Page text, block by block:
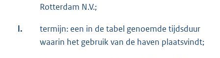
Rotterdam N.V.;
l.
termijn: een in de tabel genoemde tijdsduur
waarin het gebruik van de haven plaatsvindt;